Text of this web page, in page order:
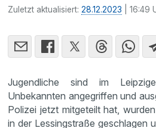
Zuletzt aktualisiert:28.12.2023 | 16:49
Jugendliche sind im
Unbekannten angegriffen und
Polizei jetzt mitgeteilt hat,
in der Lessingstraße geschlagen